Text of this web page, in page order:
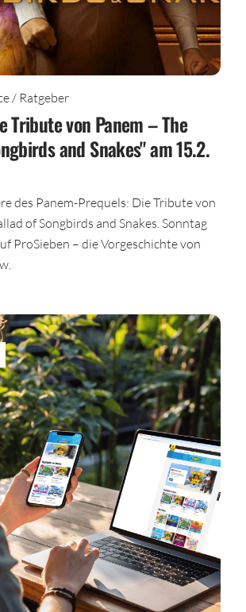
/ Ratgeber
Tribute von Panem – The
and Snakes" am 15.2.
des Panem-Prequels: Die Tribute von
of Songbirds and Snakes. Sonntag
ProSieben – die Vorgeschichte von